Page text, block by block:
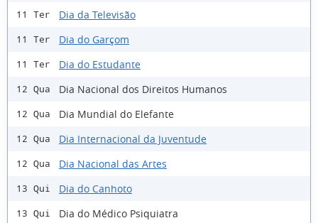
11 Ter Dia da Televisão
11 Ter Dia do Garçom
11 Ter Dia do Estudante
12 Qua Dia Nacional dos Direitos Humanos
12 Qua Dia Mundial do Elefante
12 Qua Dia Internacional da Juventude
12 Qua Dia Nacional das Artes
13 Qui Dia do Canhoto
13 Qui Dia do Médico Psiquiatra